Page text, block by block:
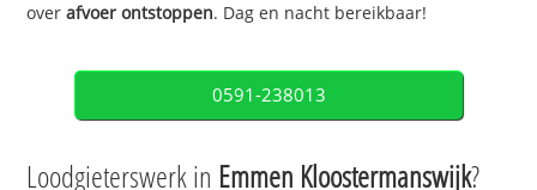
overafvoer ontstoppen. Dag en nacht bereikbaar!
0591-238013
Loodgieterswerk in Emmen Kloostermanswijk?